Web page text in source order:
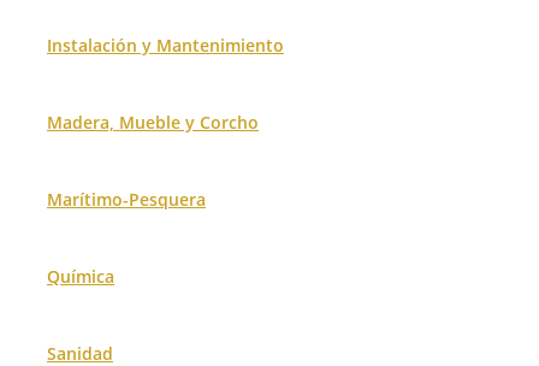
Instalación y Mantenimiento
Madera, Mueble y Corcho
Marítimo-Pesquera
Química
Sanidad